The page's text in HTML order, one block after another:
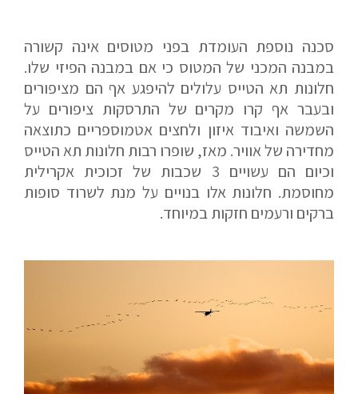
סכנה נוספת העומדת בפני מטוסים אינה קשורה
במבנה המכני של המטוס כי אם במבנה הפיזי שלו.
חלונות תא הטייס עלולים להיפגע אף הם מציפורים
ובעבר אף קרו מקרים של התרסקות ציפורים על
השמשה ואיבוד איזון ולחצים אטמוספריים כתוצאה
מחדירה של אוויר. מאז, שופרו רבות חלונות תא הטייס
וכיום הם עשויים 3 שכבות של זכוכית אקרילית
מחוסמת. חלונות אלו בנויים על מנת לשרוד סופות
ברקים ורעמים חזקות במיוחד.